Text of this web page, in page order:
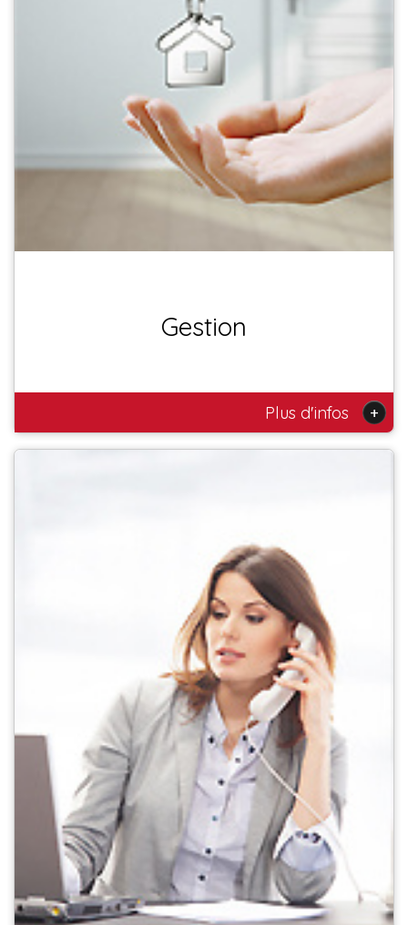
Gestion
Plus d'infos +